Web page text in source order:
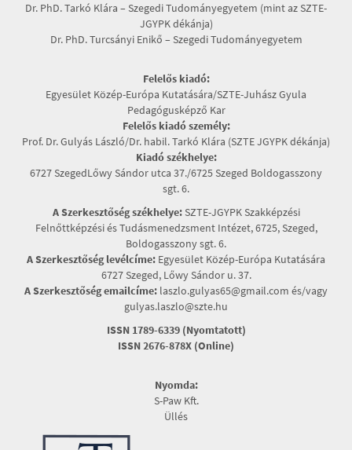
Dr. PhD. Tarkó Klára – Szegedi Tudományegyetem (mint az SZTE-
JGYPK dékánja)
Dr. PhD. Turcsányi Enikő – Szegedi Tudományegyetem
Felelős kiadó:
Egyesület Közép-Európa Kutatására/SZTE-Juhász Gyula
Pedagógusképző Kar
Felelős kiadó személy:
Prof. Dr. Gulyás László/Dr. habil. Tarkó Klára (SZTE JGYPK dékánja)
Kiadó székhelye:
6727 SzegedLőwy Sándor utca 37./6725 Szeged Boldogasszony
sgt. 6.
A Szerkesztőség székhelye:SZTE-JGYPK Szakképzési
Felnőttképzési és Tudásmenedzsment Intézet, 6725, Szeged,
Boldogasszony sgt. 6.
A Szerkesztőség levélcíme: Egyesület Közép-Európa Kutatására
6727 Szeged, Lőwy Sándor u. 37.
A Szerkesztőség emailcíme: laszlo.gulyas65@gmail.com és/vagy
gulyas.laszlo@szte.hu
ISSN 1789-6339 (Nyomtatott)
ISSN 2676-878X (Online)
Nyomda:
S-Paw Kft.
Üllés